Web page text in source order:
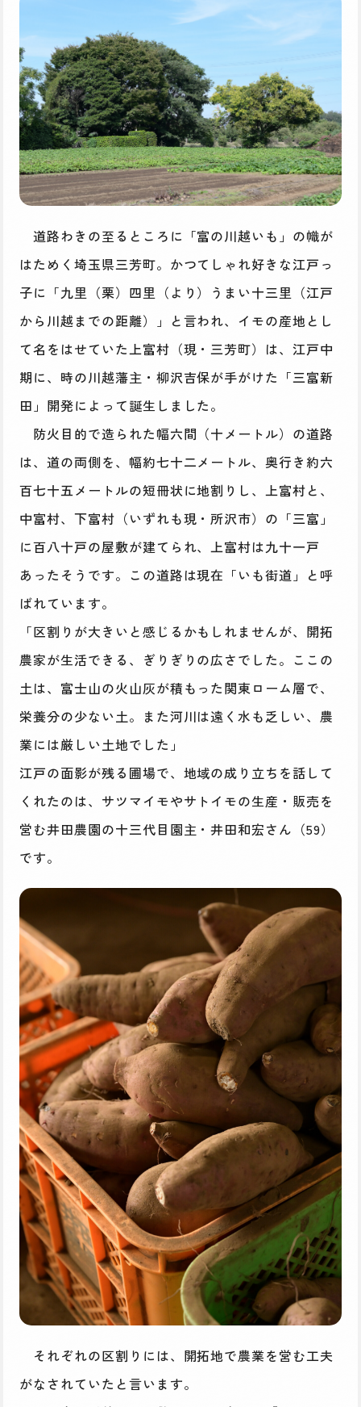
道路わきの至るところに「富の川越いも」の幟が
はためく埼玉県三芳町。かつてしゃれ好きな江戸っ
子に「九里（栗）四里（より）うまい十三里（江戸
から川越までの距離）」と言われ、イモの産地とし
て名をはせていた上富村（現・三芳町）は、江戸中
期に、時の川越藩主・柳沢吉保が手がけた「三富新
田」開発によって誕生しました。
防火目的で造られた幅六間（十メートル）の道路
は、道の両側を、幅約七十二メートル、奥行き約六
百七十五メートルの短冊状に地割りし、上富村と、
中富村、下富村（いずれも現・所沢市）の「三富」
に百八十戸の屋敷が建てられ、上富村は九十一戸
あったそうです。この道路は現在「いも街道」と呼
ばれています。
「区割りが大きいと感じるかもしれませんが、開拓
農家が生活できる、ぎりぎりの広さでした。ここの
土は、富士山の火山灰が積もった関東ローム層で、
栄養分の少ない土。また河川は遠く水も乏しい、農
業には厳しい土地でした」
江戸の面影が残る圃場で、地域の成り立ちを話して
くれたのは、サツマイモやサトイモの生産・販売を
営む井田農園の十三代目園主・井田和宏さん（59）
です。
それぞれの区割りには、開拓地で農業を営む工夫
がなされていたと言います。